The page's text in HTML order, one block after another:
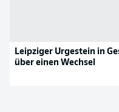
Leipziger Urgestein in
über einen Wechsel